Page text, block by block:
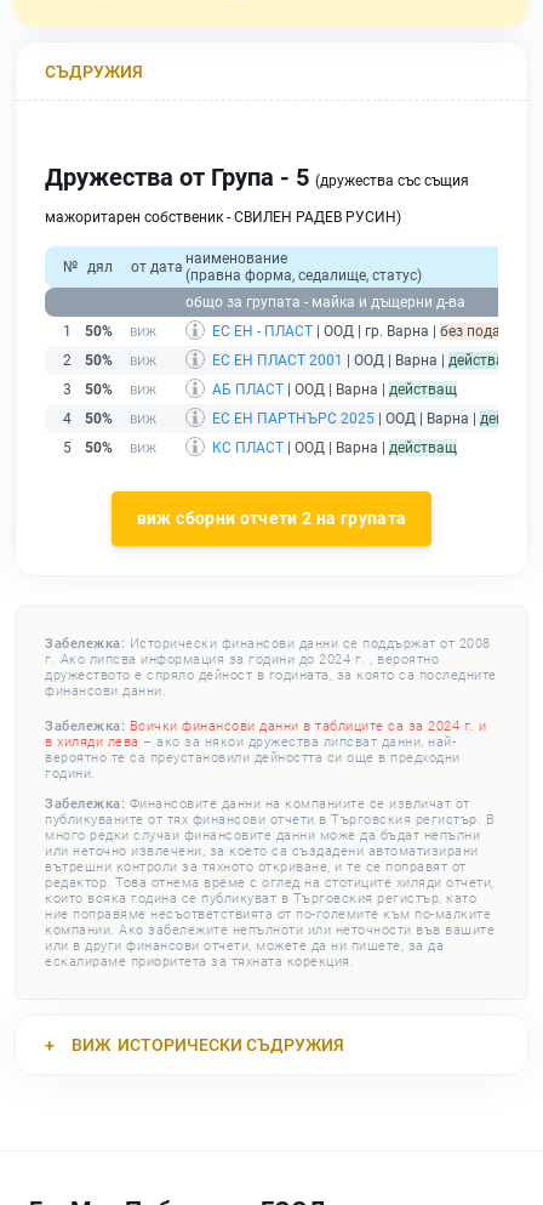
СЪДРУЖИЯ
Дружества от Група - 5 (дружества със същия
мажоритарен собственик - СВИЛЕН РАДЕВ РУСИН)
№ дял от дата наименование
(правна форма, седалище, статус)
общо за групата - майка и дъщерни д-ва
1
50% ЕС ЕН - ПЛАСТ | ООД | гр. Варна | без подаден
2
50% ЕС ЕН ПЛАСТ 2001 | ООД | Варна | действащ
3
50% АБ ПЛАСТ | ООД | Варна | действащ
4
50% ЕС ЕН ПАРТНЪРС 2025 | ООД | Варна |
5
50% КС ПЛАСТ | ООД | Варна | действащ
виж сборни отчети 2 на групата
Забележка: Исторически финансови данни се поддържат от 2008
г. Ако липсва информация за години до 2024 г. , вероятно
дружеството е спряло дейност в годината, за която са последните
финансови данни.
Забележка: Всички финансови данни в таблиците са за 2024 г. и
в хиляди лева – ако за някои дружества липсват данни, най-
вероятно те са преустановили дейността си още в предходни
години.
Забележка: Финансовите данни на компаниите се извличат от
публикуваните от тях финансови отчети в Търговския регистър. В
много редки случаи финансовите данни може да бъдат непълни
или неточно извлечени, за което са създадени автоматизирани
вътрешни контроли за тяхното откриване, и те се поправят от
редактор. Това отнема време с оглед на стотиците хиляди отчети,
които всяка година се публикуват в Търговския регистър, като
ние поправяме несъответствията от по-големите към по-малките
компании. Ако забележите непълноти или неточности във вашите
или в други финансови отчети, можете да ни пишете, за да
ескалираме приоритета за тяхната корекция.
ВИЖ ИСТОРИЧЕСКИ СЪДРУЖИЯ